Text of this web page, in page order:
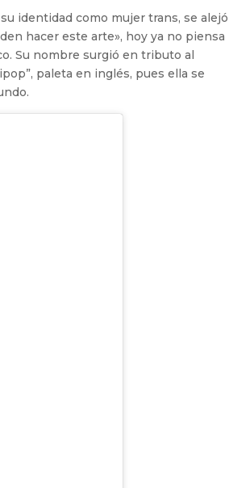
identidad como mujer trans, se alejó
hacer este arte», hoy ya no piensa
Su nombre surgió en tributo al
paleta en inglés, pues ella se